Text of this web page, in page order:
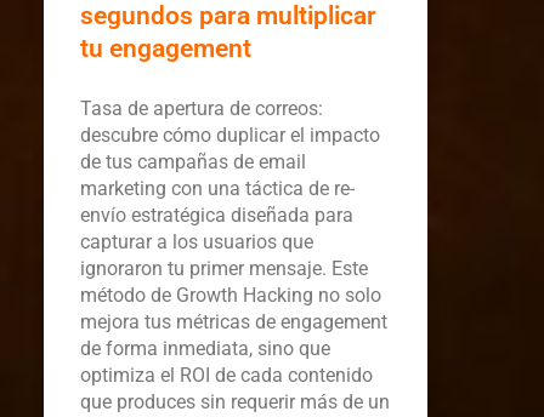
segundos para multiplicar
tu engagement
Tasa de apertura de correos:
descubre cómo duplicar el impacto
de tus campañas de email
marketing con una táctica de re-
envío estratégica diseñada para
capturar a los usuarios que
ignoraron tu primer mensaje. Este
método de Growth Hacking no solo
mejora tus métricas de engagement
de forma inmediata, sino que
optimiza el ROI de cada contenido
que produces sin requerir más de un